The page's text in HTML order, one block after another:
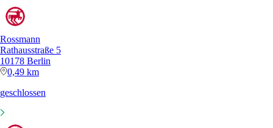
Rossmann
Rathausstraße 5
10178 Berlin
0,49 km
geschlossen